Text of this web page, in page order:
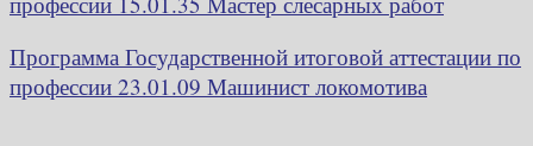
Программа Государственной итоговой аттестации по
профессии 23.01.09 Машинист локомотива